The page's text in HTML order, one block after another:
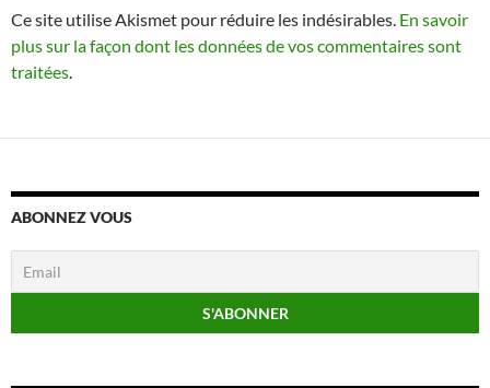
Ce site utilise Akismet pour réduire les indésirables. En savoir
plus sur la façon dont les données de vos commentaires sont
traitées.
ABONNEZ VOUS